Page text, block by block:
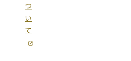
つ
い
て